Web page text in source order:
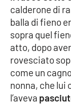
APP
Android
Apple
calderone di
balla di fieno
sopra quel
atto, dopo
rovesciato
come un
nonna, che lui
l’aveva